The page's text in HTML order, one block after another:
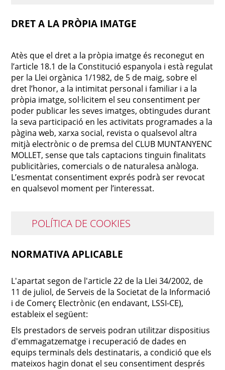
DRET A LA PRÒPIA IMATGE
Atès que el dret a la pròpia imatge és reconegut en
l’article 18.1 de la Constitució espanyola i està regulat
per la Llei orgànica 1/1982, de 5 de maig, sobre el
dret l’honor, a la intimitat personal i familiar i a la
pròpia imatge, sol·licitem el seu consentiment per
poder publicar les seves imatges, obtingudes durant
la seva participació en les activitats programades a la
pàgina web, xarxa social, revista o qualsevol altra
mitjà electrònic o de premsa del CLUB MUNTANYENC
MOLLET, sense que tals captacions tinguin finalitats
publicitàries, comercials o de naturalesa anàloga.
L’esmentat consentiment exprés podrà ser revocat
en qualsevol moment per l’interessat.
POLÍTICA DE COOKIES
NORMATIVA APLICABLE
L'apartat segon de l'article 22 de la Llei 34/2002, de
11 de juliol, de Serveis de la Societat de la Informació
i de Comerç Electrònic (en endavant, LSSI-CE),
estableix el següent:
Els prestadors de serveis podran utilitzar dispositius
d'emmagatzematge i recuperació de dades en
equips terminals dels destinataris, a condició que els
mateixos hagin donat el seu consentiment després